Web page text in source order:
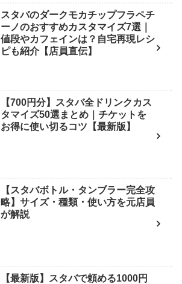
スタバのダークモカチップフラペチ
ーノのおすすめカスタマイズ7選｜
値段やカフェインは？自宅再現レシ
ピも紹介【店員直伝】
【700円分】スタバ全ドリンクカス
タマイズ50選まとめ｜チケットを
お得に使い切るコツ【最新版】
【スタバボトル・タンブラー完全攻
略】サイズ・種類・使い方を元店員
が解説
【最新版】スタバで頼める1000円